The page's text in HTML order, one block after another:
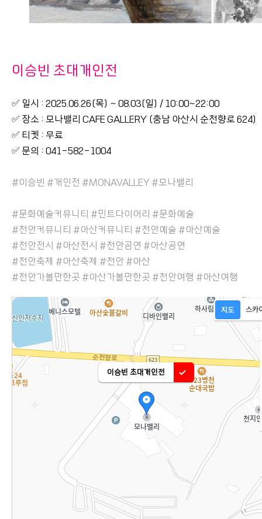
이승빈 초대개인전
✅ 일시 : 2025.06.26(목) ~ 08.03(일) / 10:00~22:00
✅ 장소 : 모나밸리 CAFE GALLERY (충남 아산시 순천향로 624)
✅ 티켓 : 무료
✅ 문의 : 041-582-1004
#이승빈 #개인전 #MONAVALLEY #모나밸리
#문화예술커뮤니티 #민트다이어리 #문화예술
#천안커뮤니티 #아산커뮤니티 #천안예술 #아산예술
#천안전시 #아산전시 #천안공연 #아산공연
#천안축제 #아산축제 #천안 #아산
#천안가볼만한곳 #아산가볼만한곳 #천안여행 #아산여행
이승빈 초대개인전